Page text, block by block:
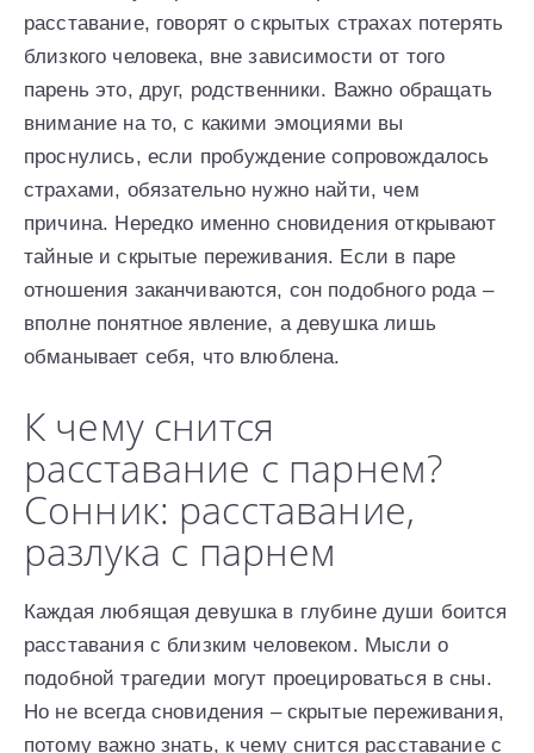
расставание, говорят о скрытых страхах потерять
близкого человека, вне зависимости от того
парень это, друг, родственники. Важно обращать
внимание на то, с какими эмоциями вы
проснулись, если пробуждение сопровождалось
страхами, обязательно нужно найти, чем
причина. Нередко именно сновидения открывают
тайные и скрытые переживания. Если в паре
отношения заканчиваются, сон подобного рода –
вполне понятное явление, а девушка лишь
обманывает себя, что влюблена.
К чему снится
расставание с парнем?
Сонник: расставание,
разлука с парнем
Каждая любящая девушка в глубине души боится
расставания с близким человеком. Мысли о
подобной трагедии могут проецироваться в сны.
Но не всегда сновидения – скрытые переживания,
потому важно знать, к чему снится расставание с